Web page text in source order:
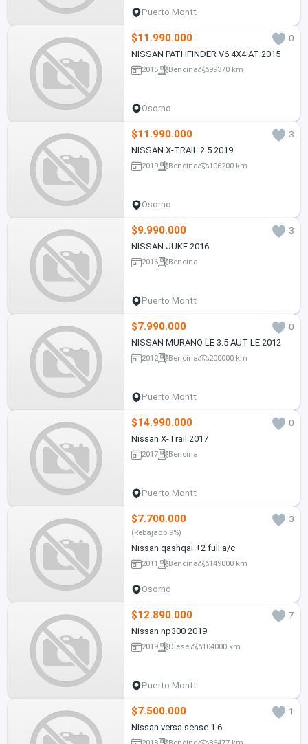
Puerto Montt
$11.990.000
0
NISSAN PATHFINDER V6 4X4 AT 2015
2015 Bencina 99370 km
Osorno
$11.990.000
3
NISSAN X-TRAIL 2.5 2019
2019 Bencina 106200 km
Osorno
$9.990.000
3
NISSAN JUKE 2016
2016 Bencina
Puerto Montt
$7.990.000
0
NISSAN MURANO LE 3.5 AUT LE 2012
2012 Bencina 200000 km
Puerto Montt
$14.990.000
0
Nissan X-Trail 2017
2017 Bencina
Puerto Montt
$7.700.000 3
(Rebajado 9%)
Nissan qashqai +2 full a/c
2011 Bencina 149000 km
Osorno
$12.890.000
7
Nissan np300 2019
2019 Diesel 104000 km
Puerto Montt
$7.500.000
1
Nissan versa sense 1.6